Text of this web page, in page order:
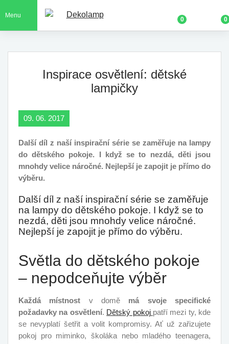
Menu
0 0
Inspirace osvětlení: dětské
lampičky
09. 06. 2017
Další díl z naší inspirační série se zaměřuje na lampy
do dětského pokoje. I když se to nezdá, děti jsou
mnohdy velice náročné. Nejlepší je zapojit je přímo do
výběru.
Další díl z naší inspirační série se zaměřuje
na lampy do dětského pokoje. I když se to
nezdá, děti jsou mnohdy velice náročné.
Nejlepší je zapojit je přímo do výběru.
Světla do dětského pokoje
– nepodceňujte výběr
Každá místnost v domě má svoje specifické
požadavky na osvětlení. Dětský pokoj patří mezi ty, kde
se nevyplatí šetřit a volit kompromisy. Ať už zařizujete
pokoj pro miminko, školáka nebo mladého teenagera,